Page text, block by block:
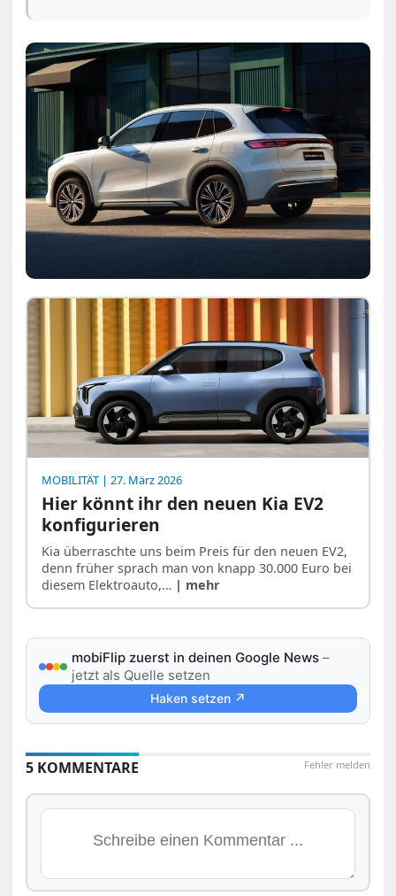
MOBILITÄT | 27. März 2026
Hier könnt ihr den neuen Kia EV2
konfigurieren
Kia überraschte uns beim Preis für den neuen EV2,
denn früher sprach man von knapp 30.000 Euro bei
diesem Elektroauto,… | mehr
mobiFlip zuerst in deinen Google News –
jetzt als Quelle setzen
Haken setzen ↗
Fehler melden
5 KOMMENTARE